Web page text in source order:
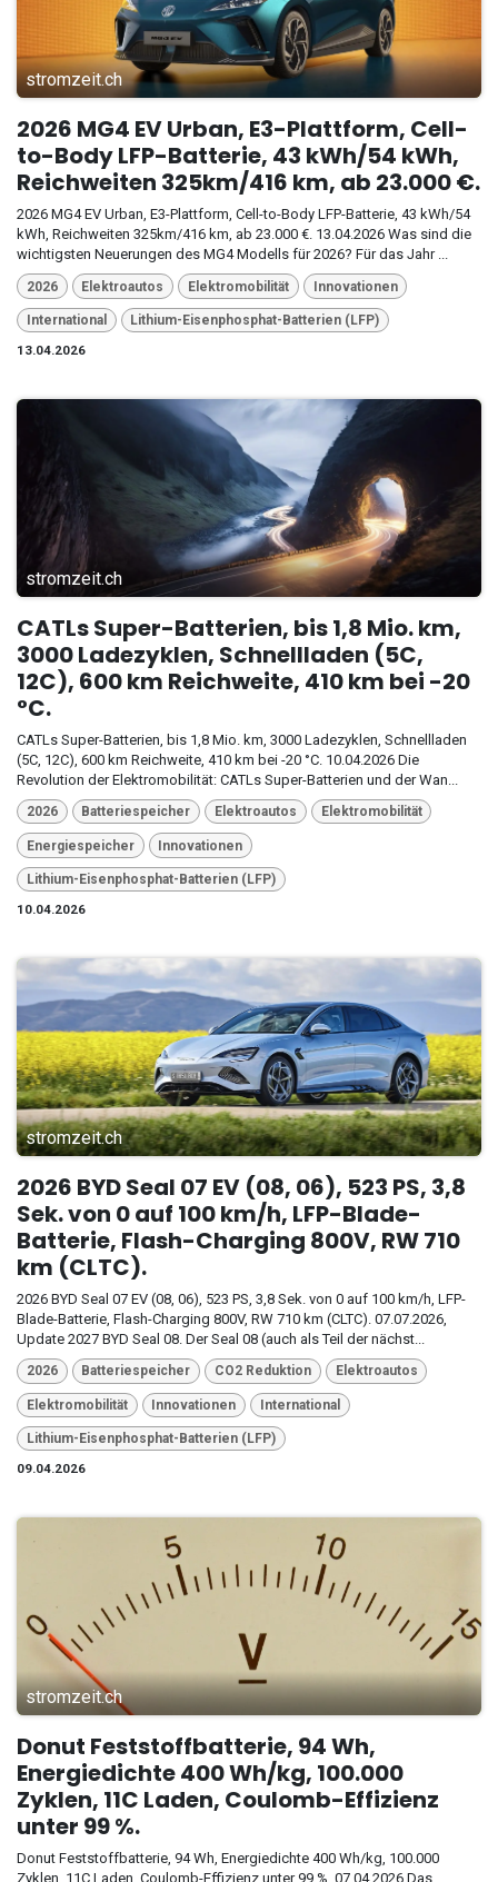
stromzeit.ch
2026 MG4 EV Urban, E3-Plattform, Cell-
to-Body LFP-Batterie, 43 kWh/54 kWh,
Reichweiten 325km/416 km, ab 23.000 €.
2026 MG4 EV Urban, E3-Plattform, Cell-to-Body LFP-Batterie, 43 kWh/54
kWh, Reichweiten 325km/416 km, ab 23.000 €. 13.04.2026 Was sind die
wichtigsten Neuerungen des MG4 Modells für 2026? Für das Jahr ...
2026 Elektroautos Elektromobilität Innovationen
International
Lithium-Eisenphosphat-Batterien (LFP)
13.04.2026
stromzeit.ch
CATLs Super-Batterien, bis 1,8 Mio. km,
3000 Ladezyklen, Schnellladen (5C,
12C), 600 km Reichweite, 410 km bei -20
°C.
CATLs Super-Batterien, bis 1,8 Mio. km, 3000 Ladezyklen, Schnellladen
(5C, 12C), 600 km Reichweite, 410 km bei -20 °C. 10.04.2026 Die
Revolution der Elektromobilität: CATLs Super-Batterien und der Wan...
2026 Batteriespeicher Elektroautos Elektromobilität
Energiespeicher Innovationen
Lithium-Eisenphosphat-Batterien (LFP)
10.04.2026
stromzeit.ch
2026 BYD Seal 07 EV (08, 06), 523 PS, 3,8
Sek. von 0 auf 100 km/h, LFP-Blade-
Batterie, Flash-Charging 800V, RW 710
km (CLTC).
2026 BYD Seal 07 EV (08, 06), 523 PS, 3,8 Sek. von 0 auf 100 km/h, LFP-
Blade-Batterie, Flash-Charging 800V, RW 710 km (CLTC). 07.07.2026,
Update 2027 BYD Seal 08. Der Seal 08 (auch als Teil der nächst...
2026 Batteriespeicher CO2 Reduktion Elektroautos
Elektromobilität Innovationen International
Lithium-Eisenphosphat-Batterien (LFP)
09.04.2026
stromzeit.ch
Donut Feststoffbatterie, 94 Wh,
Energiedichte 400 Wh/kg, 100.000
Zyklen, 11C Laden, Coulomb-Effizienz
unter 99 %.
Donut Feststoffbatterie, 94 Wh, Energiedichte 400 Wh/kg, 100.000
Zyklen, 11C Laden, Coulomb-Effizienz unter 99 %. 07.04.2026 Das